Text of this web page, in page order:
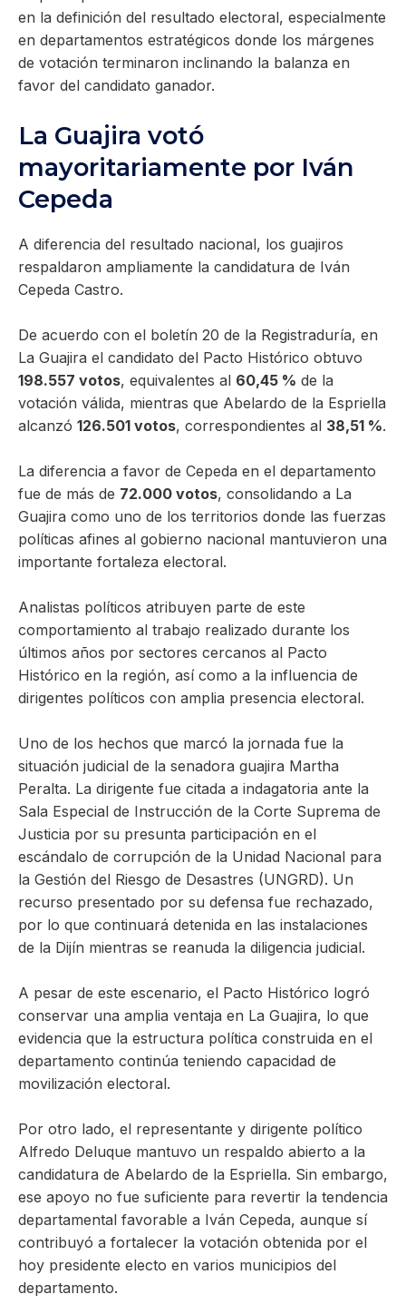
en la definición del resultado electoral, especialmente
en departamentos estratégicos donde los márgenes
de votación terminaron inclinando la balanza en
favor del candidato ganador.
La Guajira votó
mayoritariamente por Iván
Cepeda
A diferencia del resultado nacional, los guajiros
respaldaron ampliamente la candidatura de Iván
Cepeda Castro.
De acuerdo con el boletín 20 de la Registraduría, en
La Guajira el candidato del Pacto Histórico obtuvo
198.557 votos, equivalentes al 60,45 % de la
votación válida, mientras que Abelardo de la Espriella
alcanzó 126.501 votos, correspondientes al 38,51 %.
La diferencia a favor de Cepeda en el departamento
fue de más de 72.000 votos, consolidando a La
Guajira como uno de los territorios donde las fuerzas
políticas afines al gobierno nacional mantuvieron una
importante fortaleza electoral.
Analistas políticos atribuyen parte de este
comportamiento al trabajo realizado durante los
últimos años por sectores cercanos al Pacto
Histórico en la región, así como a la influencia de
dirigentes políticos con amplia presencia electoral.
Uno de los hechos que marcó la jornada fue la
situación judicial de la senadora guajira Martha
Peralta. La dirigente fue citada a indagatoria ante la
Sala Especial de Instrucción de la Corte Suprema de
Justicia por su presunta participación en el
escándalo de corrupción de la Unidad Nacional para
la Gestión del Riesgo de Desastres (UNGRD). Un
recurso presentado por su defensa fue rechazado,
por lo que continuará detenida en las instalaciones
de la Dijín mientras se reanuda la diligencia judicial.
A pesar de este escenario, el Pacto Histórico logró
conservar una amplia ventaja en La Guajira, lo que
evidencia que la estructura política construida en el
departamento continúa teniendo capacidad de
movilización electoral.
Por otro lado, el representante y dirigente político
Alfredo Deluque mantuvo un respaldo abierto a la
candidatura de Abelardo de la Espriella. Sin embargo,
ese apoyo no fue suficiente para revertir la tendencia
departamental favorable a Iván Cepeda, aunque sí
contribuyó a fortalecer la votación obtenida por el
hoy presidente electo en varios municipios del
departamento.